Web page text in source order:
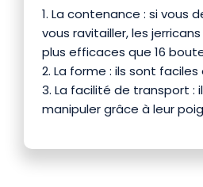
1. La contenance : si vous
vous ravitailler, les
plus efficaces que 16
2. La forme : ils sont faciles
3. La facilité de transport :
manipuler grâce à leur